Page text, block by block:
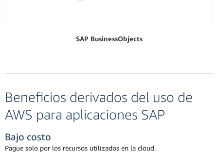
SAP BusinessObjects
Beneficios derivados del uso de
AWS para aplicaciones SAP
Bajo costo
Pague solo por los recursos utilizados en la cloud.